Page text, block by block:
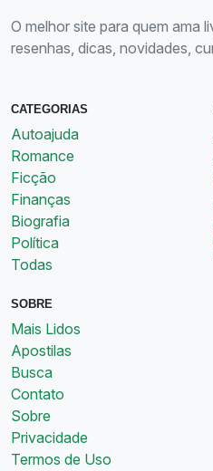
O melhor site para quem ama
resenhas, dicas, novidades,
CATEGORIAS
Autoajuda
Romance
Ficção
Finanças
Biografia
Política
Todas
SOBRE
Mais Lidos
Apostilas
Busca
Contato
Sobre
Privacidade
Termos de Uso